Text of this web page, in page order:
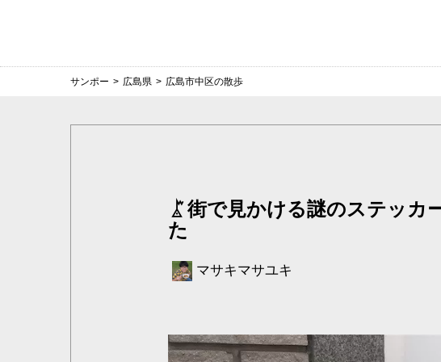
サンポー > 広島県 > 広島市中区の散歩
街で見かける謎のステッカ
た
マサキマサユキ